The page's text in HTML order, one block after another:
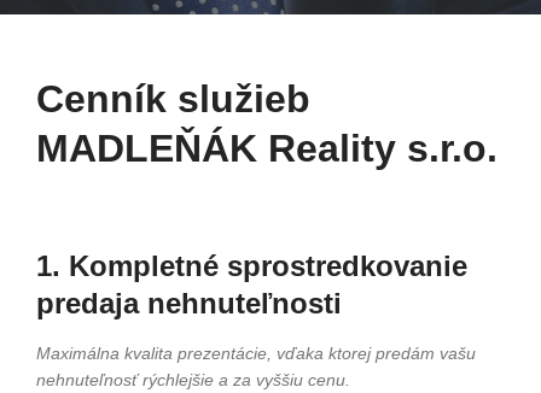
Cenník služieb
MADLEŇÁK Reality s.r.o.
1. Kompletné sprostredkovanie
predaja nehnuteľnosti
Maximálna kvalita prezentácie, vďaka ktorej predám vašu
nehnuteľnosť rýchlejšie a za vyššiu cenu.